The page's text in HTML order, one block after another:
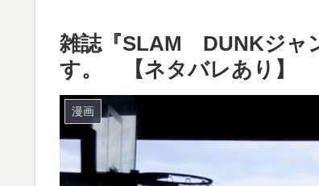
雑誌『SLAM DUNKジャ
す。 【ネタバレあり】
漫画